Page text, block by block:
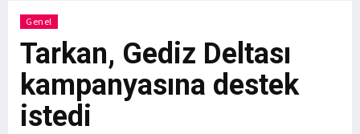
Genel
Tarkan, Gediz Deltası
kampanyasına destek
istedi